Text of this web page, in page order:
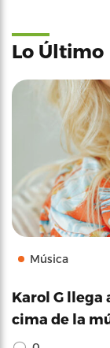
Lo Último
Música
Karol G llega
cima de la